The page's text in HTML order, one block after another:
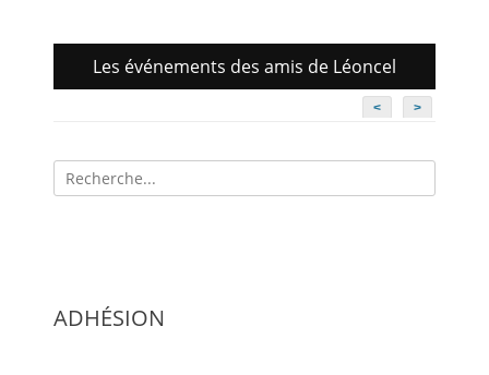
Les événements des amis de Léoncel
< >
Recherche
pour:
ADHÉSION